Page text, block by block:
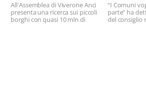
All'Assemblea di Viverone Anci
presenta una ricerca sui piccoli
borghi con quasi 10 mln di
“I Comuni
parte” ha
del consiglio